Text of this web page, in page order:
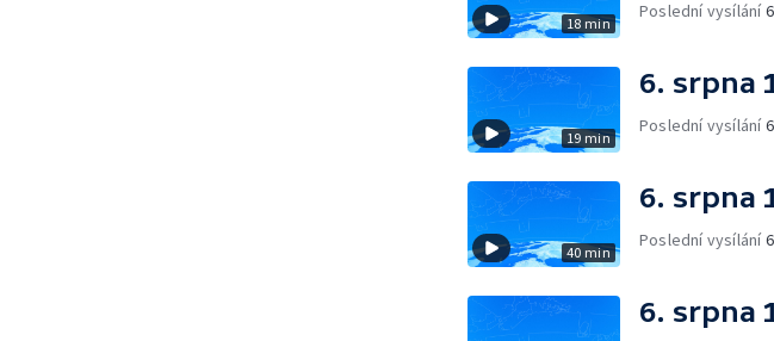
18 min
Poslední vysílání
19 min
6. srpna
Poslední vysílání
40 min
6. srpna
Poslední vysílání
6. srpna